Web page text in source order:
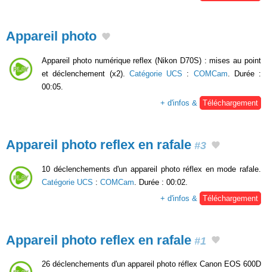
Appareil photo
Appareil photo numérique reflex (Nikon D70S) : mises au point
et déclenchement (x2). Catégorie UCS : COMCam . Durée :
00:05.
+ d'infos &
Téléchargement
Appareil photo reflex en rafale #3
10 déclenchements d'un appareil photo réflex en mode rafale.
Catégorie UCS : COMCam . Durée : 00:02.
+ d'infos &
Téléchargement
Appareil photo reflex en rafale #1
26 déclenchements d'un appareil photo réflex Canon EOS 600D